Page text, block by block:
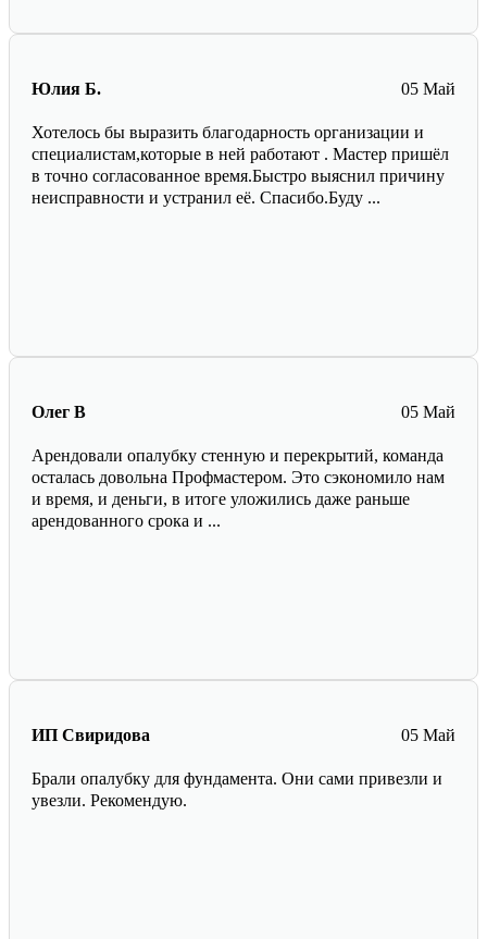
05 Май
Юлия Б.
Хотелось бы выразить благодарность организации и
специалистам,которые в ней работают . Мастер пришёл
в точно согласованное время.Быстро выяснил причину
неисправности и устранил её. Спасибо.Буду ...
05 Май
Олег В
Арендовали опалубку стенную и перекрытий, команда
осталась довольна Профмастером. Это сэкономило нам
и время, и деньги, в итоге уложились даже раньше
арендованного срока и ...
05 Май
ИП Свиридова
Брали опалубку для фундамента. Они сами привезли и
увезли. Рекомендую.